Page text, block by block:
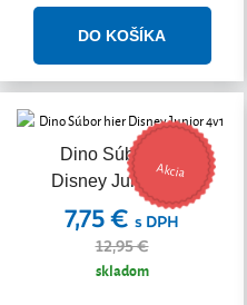
Dino Súbor hier
Disney Junior 4v1
Akcia
7,75 € s DPH
12,95 €
skladom